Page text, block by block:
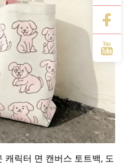
캐릭터 면 캔버스 토트백, 도